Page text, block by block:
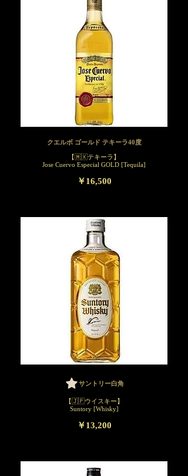
クエルボ ゴールド テキーラ40度
【🇲🇽テキーラ】
Jose Cuervo Especial GOLD [Tequila]
￥16,500
サントリー白角
【🇯🇵ウイスキー】
Suntory [Whisky]
￥13,200